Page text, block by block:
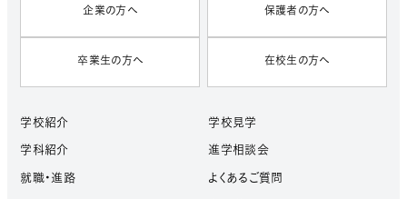
企業の方へ 保護者の方へ
卒業生の方へ 在校生の方へ
学校紹介
学科紹介
就職・進路
学校見学
進学相談会
よくあるご質問